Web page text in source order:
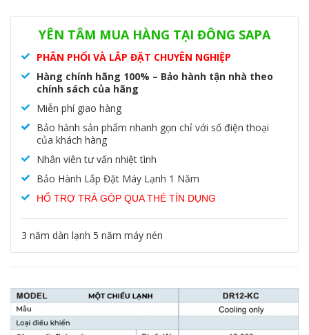
Danh mục:Máy lạnh treo tường,Máy lạnh treo tường Dairry
YÊN TÂM MUA HÀNG TẠI ĐÔNG SAPA
PHÂN PHỐI VÀ LẮP ĐẶT CHUYÊN NGHIỆP
Hàng chính hãng 100% – Bảo hành tận nhà theo
chính sách của hãng
Miễn phí giao hàng
Bảo hành sản phẩm nhanh gọn chỉ với số điện thoại
của khách hàng
Nhân viên tư vấn nhiệt tình
Bảo Hành Lắp Đặt Máy Lạnh 1 Năm
HỔ TRỢ TRẢ GÓP QUA THẺ TÍN DỤNG
3 năm dàn lạnh 5 năm máy nén